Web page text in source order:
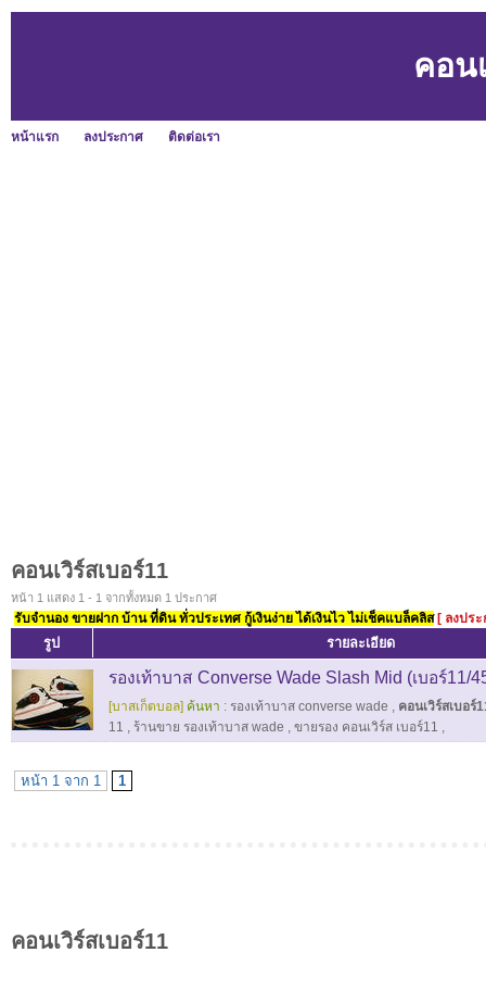
คอน
หน้าแรก ลงประกาศ ติดต่อเรา
คอนเวิร์สเบอร์11
หน้า 1 แสดง 1 - 1 จากทั้งหมด 1 ประกาศ
รับจำนอง ขายฝาก บ้าน ที่ดิน ทั่วประเทศ กู้เงินง่าย ได้เงินไว ไม่เช็คแบล็คลิส [ ลงปร
รูป รายละเอียด
รองเท้าบาส Converse Wade Slash Mid (เบอร์11/
[บาสเก็ตบอล] ค้นหา : รองเท้าบาส converse wade , คอนเวิร์สเบอร์
11 , ร้านขาย รองเท้าบาส wade , ขายรอง คอนเวิร์ส เบอร์11 ,
หน้า 1 จาก 1 1
คอนเวิร์สเบอร์11